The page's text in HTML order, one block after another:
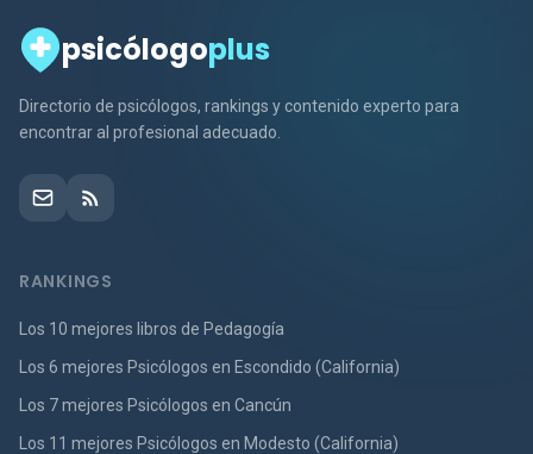
psicólogoplus
Directorio de psicólogos, rankings y contenido experto para
encontrar al profesional adecuado.
RANKINGS
Los 10 mejores libros de Pedagogía
Los 6 mejores Psicólogos en Escondido (California)
Los 7 mejores Psicólogos en Cancún
Los 11 mejores Psicólogos en Modesto (California)